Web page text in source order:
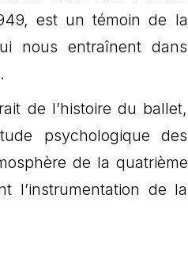
est un témoin de la
nous entraînent dans
de l’histoire du ballet,
psychologique des
de la quatrième
l’instrumentation de la